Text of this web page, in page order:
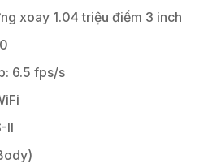
xoay 1.04 triệu điểm 3 inch
6.5 fps/s
II